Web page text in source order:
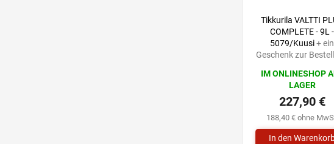
Tikkurila VALTTI
COMPLETE - 9L -
5079/Kuusi+ ein
Geschenk zur
IM ONLINESHOP
LAGER
188,40 € ohne
227,90 €